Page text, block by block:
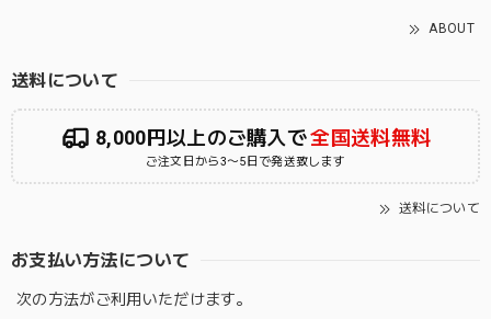
ABOUT
送料について
8,000円以上のご購入で全国送料無料
ご注文日から3〜5日で発送致します
送料について
お支払い方法について
次の方法がご利用いただけます。